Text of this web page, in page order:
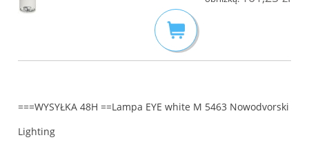
===WYSYŁKA 48H ==Lampa EYE white M 5463 Nowodvorski
Lighting